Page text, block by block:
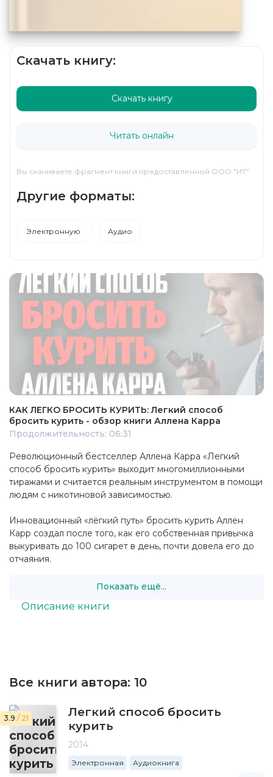
Скачать книгу:
Скачать книгу
Читать онлайн
Вы скачиваете фрагмент книги предоставленной ООО "ИТ"
Другие форматы:
Электронную Аудио
КАК ЛЕГКО БРОСИТЬ КУРИТЬ: Легкий способ
бросить курить - обзор книги Аллена Карра
Продолжительность: 06:31
Революционный бестселлер Аллена Карра «Легкий
способ бросить курить» выходит многомиллионными
тиражами и считается реальным инструментом в помощи
людям с никотиновой зависимостью.
Инновационный «лёгкий путь» бросить курить Аллен
Карр создал после того, как его собственная привычка
выкуривать до 100 сигарет в день, почти довела его до
отчаяния.
Показать ещё...
Описание книги
Все книги автора: 10
3.9 / 21
Легкий способ бросить
курить
2014
Электронная Аудиокнига